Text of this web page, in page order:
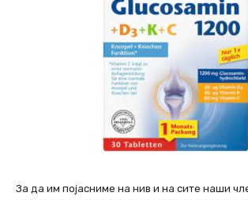
За да им појасниме на нив и на сите наши